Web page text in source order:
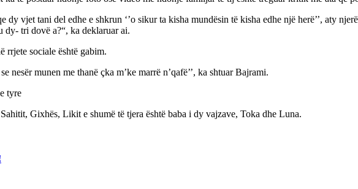
dy vjet tani del edhe e shkrun ‘’o sikur ta kisha mundësin të kisha edhe një herë’’, aty
dy- tri dovë a?“, ka deklaruar ai.
rrjete sociale është gabim.
nesër munen me thanë çka m’ke marrë n’qafë’’, ka shtuar Bajrami.
tyre
Gixhës, Likit e shumë të tjera është baba i dy vajzave, Toka dhe Luna.